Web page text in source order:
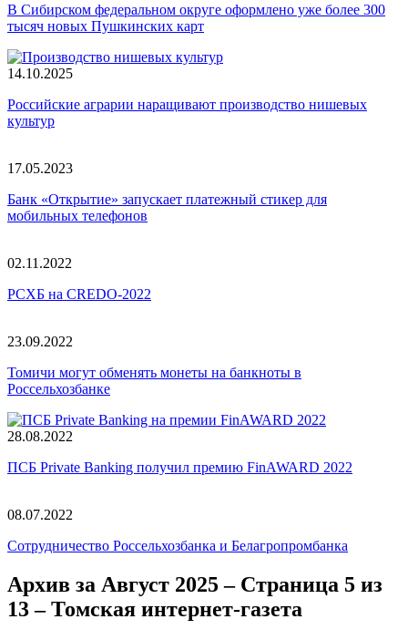
В Сибирском федеральном округе оформлено уже более 300
тысяч новых Пушкинских карт
14.10.2025
Российские аграрии наращивают производство нишевых
культур
17.05.2023
Банк «Открытие» запускает платежный стикер для
мобильных телефонов
02.11.2022
РСХБ на CREDO-2022
23.09.2022
Томичи могут обменять монеты на банкноты в
Россельхозбанке
28.08.2022
ПСБ Private Banking получил премию FinAWARD 2022
08.07.2022
Сотрудничество Россельхозбанка и Белагропромбанка
Архив за Август 2025 – Страница 5 из
13 – Томская интернет-газета